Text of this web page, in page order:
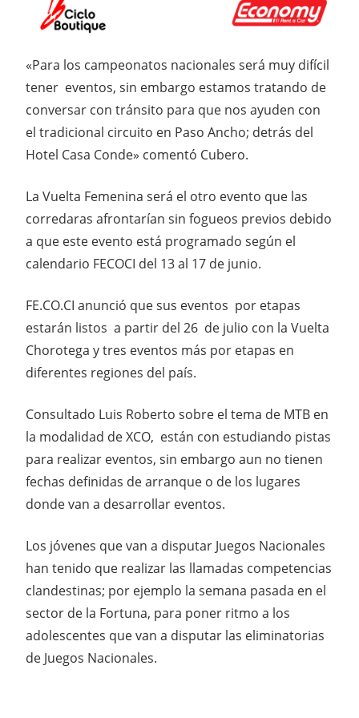
«Para los campeonatos nacionales será muy difícil
tener eventos, sin embargo estamos tratando de
conversar con tránsito para que nos ayuden con
el tradicional circuito en Paso Ancho; detrás del
Hotel Casa Conde» comentó Cubero.
La Vuelta Femenina será el otro evento que las
corredaras afrontarían sin fogueos previos debido
a que este evento está programado según el
calendario FECOCI del 13 al 17 de junio.
FE.CO.CI anunció que sus eventos por etapas
estarán listos a partir del 26 de julio con la Vuelta
Chorotega y tres eventos más por etapas en
diferentes regiones del país.
Consultado Luis Roberto sobre el tema de MTB en
la modalidad de XCO, están con estudiando pistas
para realizar eventos, sin embargo aun no tienen
fechas definidas de arranque o de los lugares
donde van a desarrollar eventos.
Los jóvenes que van a disputar Juegos Nacionales
han tenido que realizar las llamadas competencias
clandestinas; por ejemplo la semana pasada en el
sector de la Fortuna, para poner ritmo a los
adolescentes que van a disputar las eliminatorias
de Juegos Nacionales.